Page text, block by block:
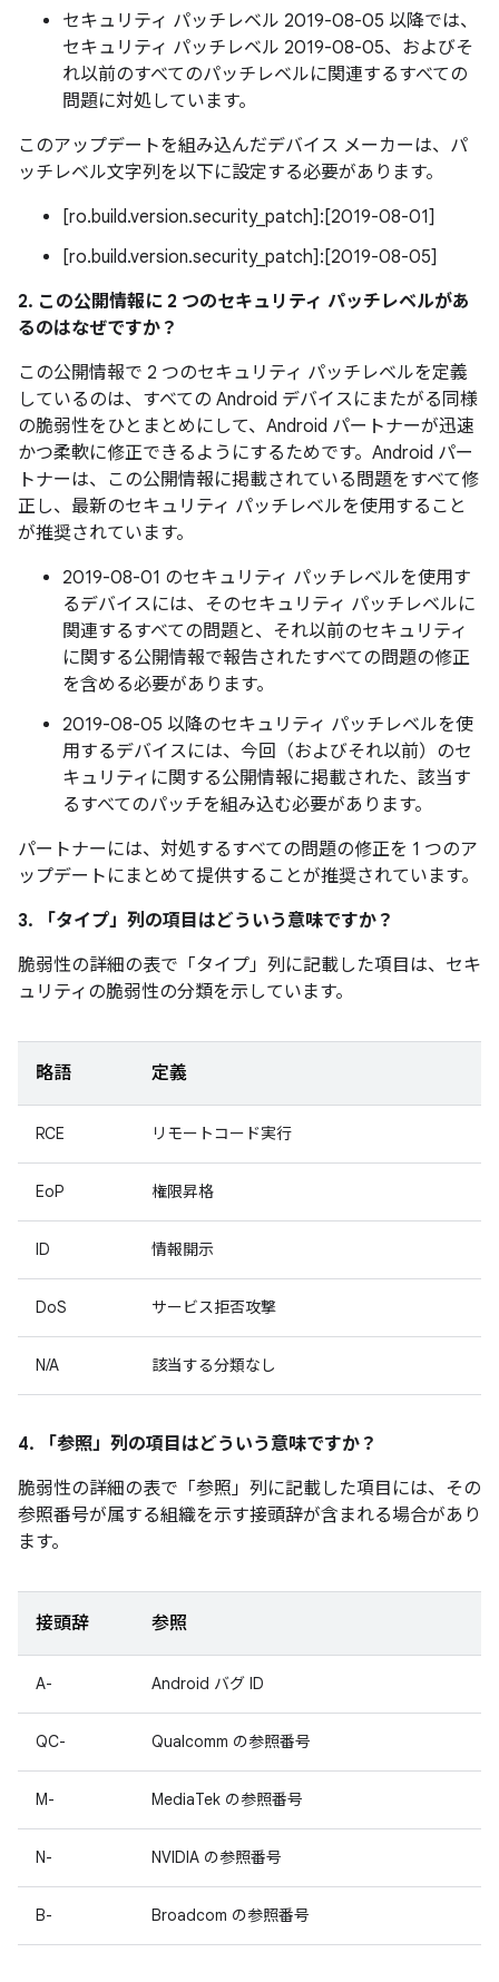
セキュリティ パッチレベル 2019-08-05 以降では、
セキュリティ パッチレベル 2019-08-05、およびそ
れ以前のすべてのパッチレベルに関連するすべての
問題に対処しています。
このアップデートを組み込んだデバイス メーカーは、パ
ッチレベル文字列を以下に設定する必要があります。
[ro.build.version.security_patch]:[2019-08-01]
[ro.build.version.security_patch]:[2019-08-05]
2. この公開情報に 2 つのセキュリティ パッチレベルがあ
るのはなぜですか？
この公開情報で 2 つのセキュリティ パッチレベルを定義
しているのは、すべての Android デバイスにまたがる同様
の脆弱性をひとまとめにして、Android パートナーが迅速
かつ柔軟に修正できるようにするためです。Android パー
トナーは、この公開情報に掲載されている問題をすべて修
正し、最新のセキュリティ パッチレベルを使用すること
が推奨されています。
2019-08-01 のセキュリティ パッチレベルを使用す
るデバイスには、そのセキュリティ パッチレベルに
関連するすべての問題と、それ以前のセキュリティ
に関する公開情報で報告されたすべての問題の修正
を含める必要があります。
2019-08-05 以降のセキュリティ パッチレベルを使
用するデバイスには、今回（およびそれ以前）のセ
キュリティに関する公開情報に掲載された、該当す
るすべてのパッチを組み込む必要があります。
パートナーには、対処するすべての問題の修正を 1 つのア
ップデートにまとめて提供することが推奨されています。
3. 「タイプ」 列の項目はどういう意味ですか？
脆弱性の詳細の表で「タイプ」 列に記載した項目は、セキ
ュリティの脆弱性の分類を示しています。
略語 定義
RCE リモートコード実行
EoP 権限昇格
ID 情報開示
DoS サービス拒否攻撃
N/A 該当する分類なし
4. 「参照」 列の項目はどういう意味ですか？
脆弱性の詳細の表で「参照」列に記載した項目には、その
参照番号が属する組織を示す接頭辞が含まれる場合があり
ます。
接頭辞 参照
A- Android バグ ID
QC- Qualcomm の参照番号
M- MediaTek の参照番号
N- NVIDIA の参照番号
B- Broadcom の参照番号